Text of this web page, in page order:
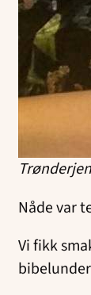
Nåde var
Vi fikk